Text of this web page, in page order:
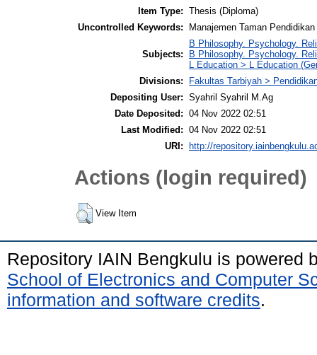
Item Type: Thesis (Diploma)
Uncontrolled Keywords:
Manajemen Taman Pendidikan
Subjects:
B Philosophy. Psychology.
B Philosophy. Psychology.
L Education > L Education
Divisions:
Fakultas Tarbiyah >
Depositing User: Syahril Syahril M.Ag
Date Deposited: 04 Nov 2022 02:51
Last Modified: 04 Nov 2022 02:51
URI:
http://
Actions (login required)
View Item
Repository IAIN Bengkulu is powered
School of Electronics and Computer
information and software credits.